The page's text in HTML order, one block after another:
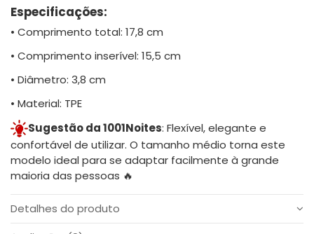
Especificações:
• Comprimento total: 17,8 cm
• Comprimento inserível: 15,5 cm
• Diâmetro: 3,8 cm
• Material: TPE
Sugestão da 1001Noites: Flexível, elegante e
confortável de utilizar. O tamanho médio torna este
modelo ideal para se adaptar facilmente à grande
maioria das pessoas 🔥
Detalhes do produto